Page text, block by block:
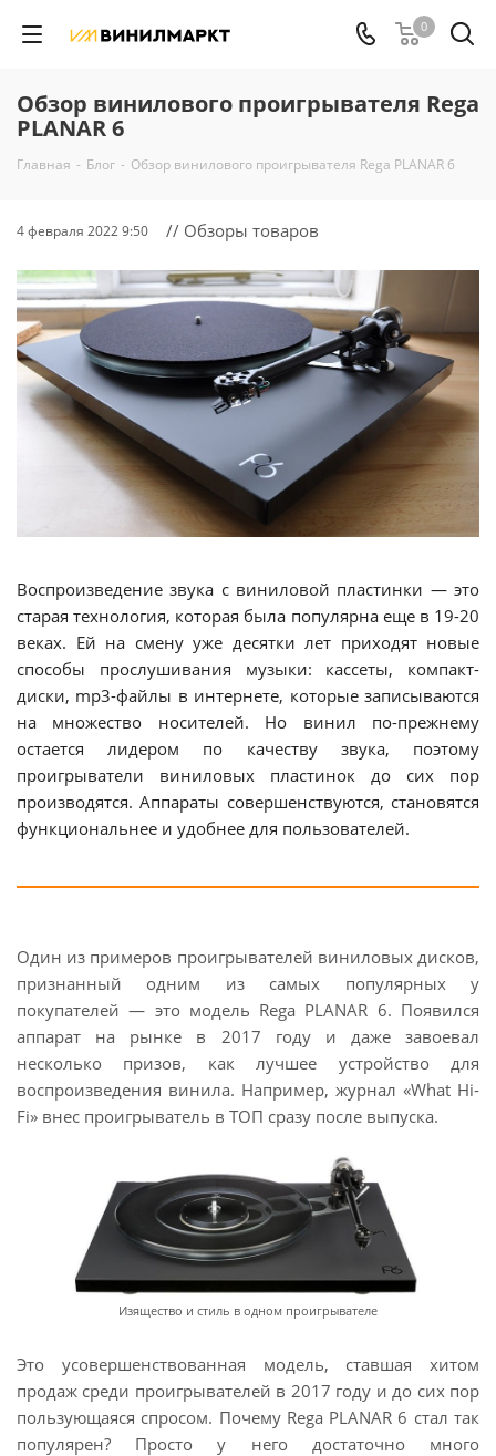
0
Обзор винилового проигрывателя Rega
PLANAR 6
Главная - Блог - Обзор винилового проигрывателя Rega PLANAR 6
4 февраля 2022 9:50 // Обзоры товаров
Воспроизведение звука с виниловой пластинки — это
старая технология, которая была популярна еще в 19-20
веках. Ей на смену уже десятки лет приходят новые
способы прослушивания музыки: кассеты, компакт-
диски, mp3-файлы в интернете, которые записываются
на множество носителей. Но винил по-прежнему
остается лидером по качеству звука, поэтому
проигрыватели виниловых пластинок до сих пор
производятся. Аппараты совершенствуются, становятся
функциональнее и удобнее для пользователей.
Один из примеров проигрывателей виниловых дисков,
признанный одним из самых популярных у
покупателей — это модель Rega PLANAR 6. Появился
аппарат на рынке в 2017 году и даже завоевал
несколько призов, как лучшее устройство для
воспроизведения винила. Например, журнал «What Hi-
Fi» внес проигрыватель в ТОП сразу после выпуска.
Изящество и стиль в одном проигрывателе
Это усовершенствованная модель, ставшая хитом
продаж среди проигрывателей в 2017 году и до сих пор
пользующаяся спросом. Почему Rega PLANAR 6 стал так
популярен? Просто у него достаточно много